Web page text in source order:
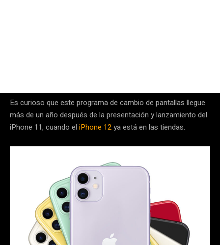
Es curioso que este programa de cambio de pantallas llegue
más de un año después de la presentación y lanzamiento del
iPhone 11, cuando el iPhone 12ya está en las tiendas.